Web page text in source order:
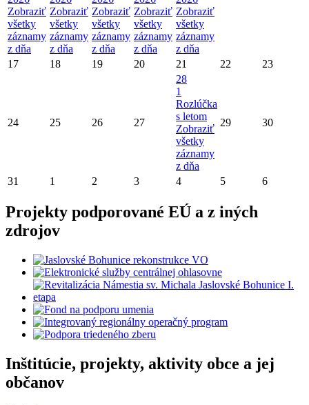
Zobraziť
všetky
záznamy
z dňa
Zobraziť
všetky
záznamy
z dňa
Zobraziť
všetky
záznamy
z dňa
Zobraziť
všetky
záznamy
z dňa
Zobraziť
všetky
záznamy
z dňa
17 18 19 20 21 22 23
24 25 26 27
28
1
Rozlúčka
s letom
Zobraziť
všetky
záznamy
z dňa
29 30
31 1 2 3 4 5 6
Projekty podporované EÚ a z iných
zdrojov
Inštitúcie, projekty, aktivity obce a jej
občanov